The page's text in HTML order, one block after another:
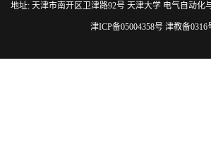
地址: 天津市南开区卫津路92号 天津大学 电气自动化
津ICP备05004358号 津教备